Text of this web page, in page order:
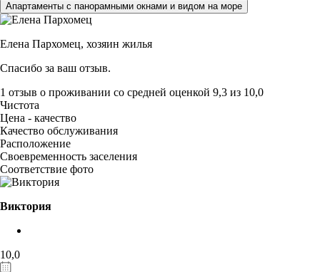
Апартаменты с панорамными окнами и видом на море
Елена Пархомец, хозяин жилья
Спасибо за ваш отзыв.
1 отзыв о проживании со средней оценкой 9,3 из 10,0
Чистота
Цена - качество
Качество обслуживания
Расположение
Своевременность заселения
Соответствие фото
Виктория
10,0